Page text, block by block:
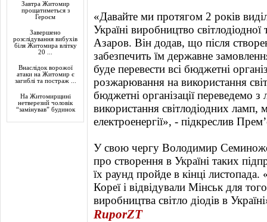
Завтра Житомир
прощатиметься з
Героєм
Завершено
розслідування вибухів
біля Житомира влітку
20 ...
Внаслідок ворожої
атаки на Житомир є
загиблі та постраж ...
На Житомирщині
нетверезий чоловік
“замінував” будинок
«Давайте ми протягом 2 років
Україні виробництво
Азаров. Він додав, що після
забезпечить їм державне
буде перевести всі бюджетні
розжарювання на використання
бюджетні організації переведемо
використання світлодіодних
електроенергії», - підкреслив
У свою чергу Володимир
про створення в Україні таких
їх раунд пройде в кінці
Кореї і відвідували Мінськ для
виробництва світло діодів в
RuporZT